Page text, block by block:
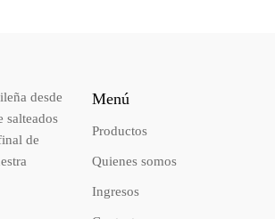
desde
salteados
de
Menú
Productos
Quienes somos
Ingresos